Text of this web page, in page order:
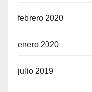
febrero 2020
enero 2020
julio 2019